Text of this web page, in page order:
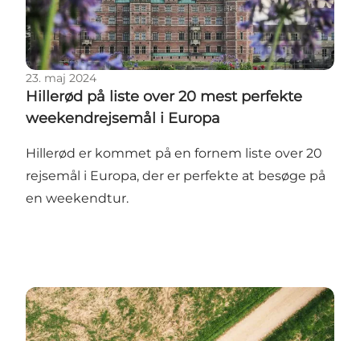
23. maj 2024
Hillerød på liste over 20 mest perfekte
weekendrejsemål i Europa
Hillerød er kommet på en fornem liste over 20
rejsemål i Europa, der er perfekte at besøge på
en weekendtur.
Resultater fra markedsføringskampagne i Tyskland